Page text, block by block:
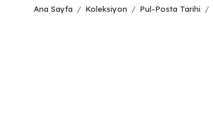
Ana Sayfa / Koleksiyon / Pul-Posta Tarihi /